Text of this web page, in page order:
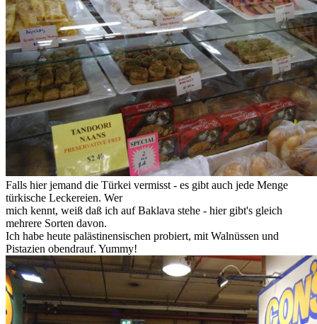
Falls hier jemand die Türkei vermisst - es gibt auch jede Menge
türkische Leckereien. Wer
mich kennt, weiß daß ich auf Baklava stehe - hier gibt's gleich
mehrere Sorten davon.
Ich habe heute palästinensischen probiert, mit Walnüssen und
Pistazien obendrauf. Yummy!